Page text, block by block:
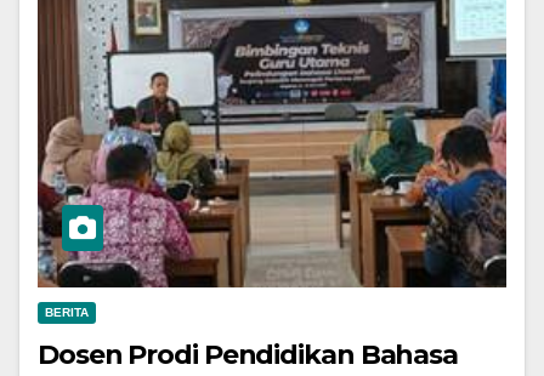
BERITA
Dosen Prodi Pendidikan Bahasa